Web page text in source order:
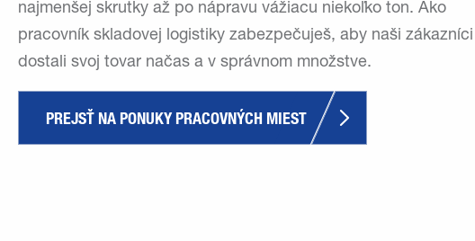
najmenšej skrutky až po nápravu vážiacu niekoľko ton. Ako
pracovník skladovej logistiky zabezpečuješ, aby naši zákazníci
dostali svoj tovar načas a v správnom množstve.
PREJSŤ NA PONUKY PRACOVNÝCH MIEST